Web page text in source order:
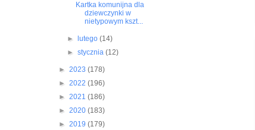
Kartka komunijna dla
dziewczynki w
nietypowym kszt...
► lutego (14)
► stycznia (12)
► 2023 (178)
► 2022 (196)
► 2021 (186)
► 2020 (183)
► 2019 (179)